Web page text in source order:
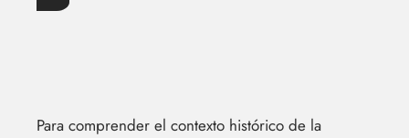
Para comprender el contexto histórico de la